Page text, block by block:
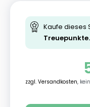
Kaufe dieses
Treuepunkte.
zzgl. Versandkosten,